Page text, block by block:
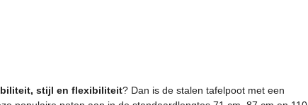
stijl en flexibiliteit? Dan is de stalen tafelpoot met een